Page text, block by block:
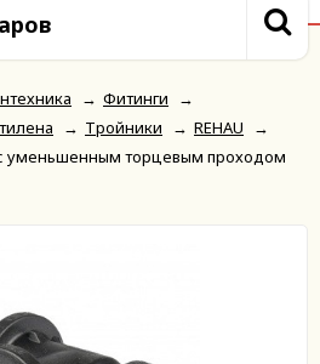
→ Фитинги
→
→ Тройники → REHAU
→
с уменьшенным торцевым проходом